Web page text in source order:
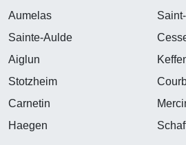
Aumelas
Sainte-Aulde
Aiglun
Stotzheim
Carnetin
Haegen